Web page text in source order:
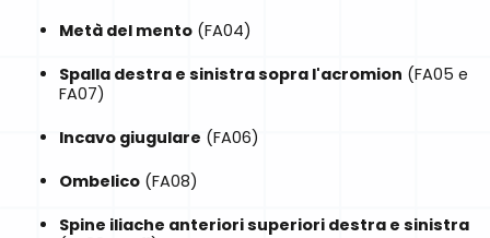
Metà del mento(FA04)
Spalla destra e sinistra sopra l'acromion (FA05 e
FA07)
Incavo giugulare (FA06)
Ombelico(FA08)
Spine iliache anteriori superiori destra e sinistra